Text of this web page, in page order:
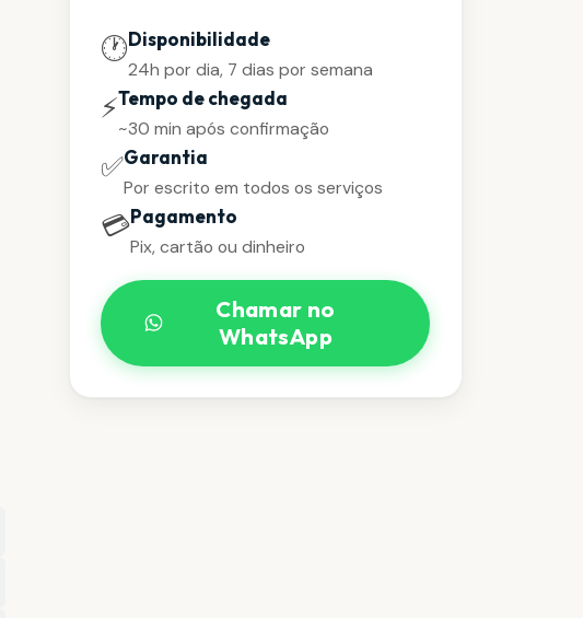
🕐Disponibilidade
24h por dia, 7 dias por semana
⚡Tempo de chegada
~30 min após confirmação
✅Garantia
Por escrito em todos os serviços
💳Pagamento
Pix, cartão ou dinheiro
Chamar no
WhatsApp